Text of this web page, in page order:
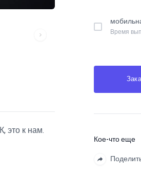
Время
Кое-что еще
это к нам.